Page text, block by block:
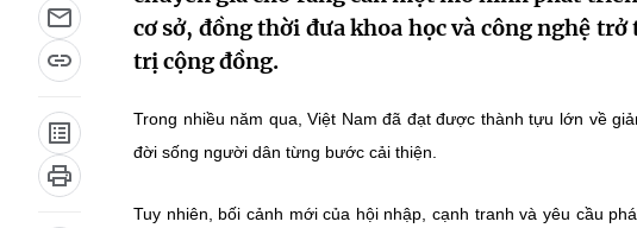
cơ sở, đồng thời đưa khoa học và công nghệ
trị cộng đồng.
Trong nhiều năm qua, Việt Nam đã đạt được thành tựu lớn về
đời sống người dân từng bước cải thiện.
Tuy nhiên, bối cảnh mới của hội nhập, cạnh tranh và yêu cầu